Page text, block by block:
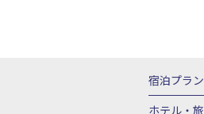
宿泊プラ
北海道
ホテル・